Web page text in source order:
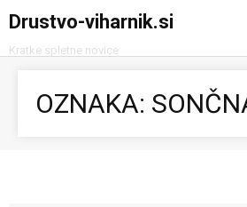
Drustvo-viharnik.si
Kratke spletne novice
OZNAKA: